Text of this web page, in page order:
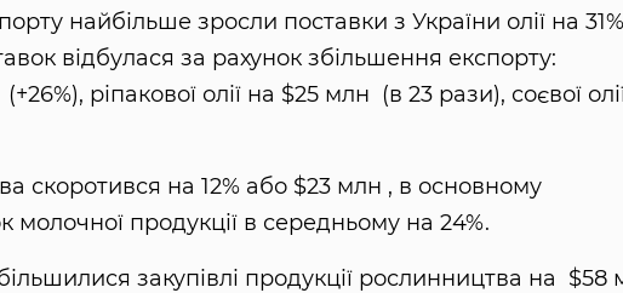
найбільше зросли поставки з України олії на 31%
відбулася за рахунок збільшення експорту:
ріпакової олії на $25 млн (в 23 рази), соєвої
скоротився на 12% або $23 млн , в основному
молочної продукції в середньому на 24%.
закупівлі продукції рослинництва на $58